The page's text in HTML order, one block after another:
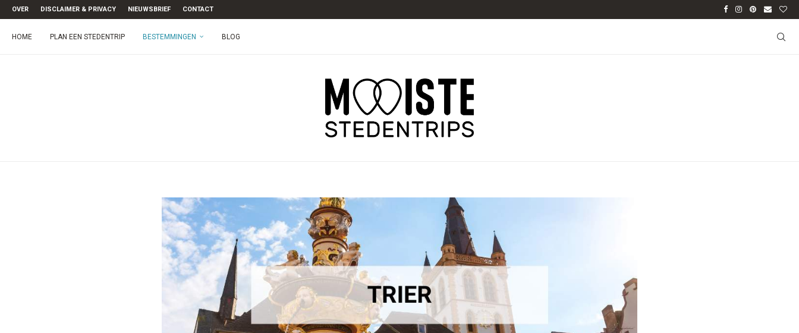
OVER DISCLAIMER & PRIVACY NIEUWSBRIEF CONTACT
HOME PLAN EEN STEDENTRIP BESTEMMINGEN BLOG